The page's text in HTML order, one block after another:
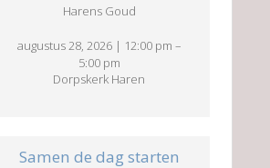
Harens Goud
augustus 28, 2026 | 12:00 pm –
5:00 pm
Dorpskerk Haren
Samen de dag starten